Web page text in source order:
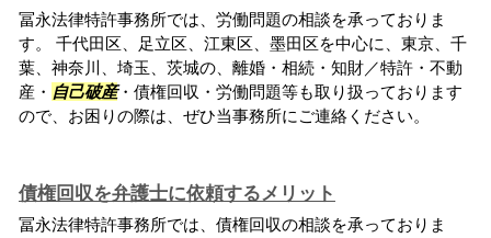
冨永法律特許事務所では、労働問題の相談を承っておりま
す。 千代田区、足立区、江東区、墨田区を中心に、東京、千
葉、神奈川、埼玉、茨城の、離婚・相続・知財／特許・不動
産・ 自己破産・債権回収・労働問題等も取り扱っております
ので、お困りの際は、ぜひ当事務所にご連絡ください。
債権回収を弁護士に依頼するメリット
冨永法律特許事務所では、債権回収の相談を承っておりま